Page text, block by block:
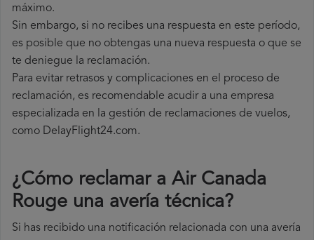
máximo.
Sin embargo, si no recibes una respuesta en este período,
es posible que no obtengas una nueva respuesta o que se
te deniegue la reclamación.
Para evitar retrasos y complicaciones en el proceso de
reclamación, es recomendable acudir a una empresa
especializada en la gestión de reclamaciones de vuelos,
como DelayFlight24.com.
¿Cómo reclamar a Air Canada
Rouge una avería técnica?
Si has recibido una notificación relacionada con una avería